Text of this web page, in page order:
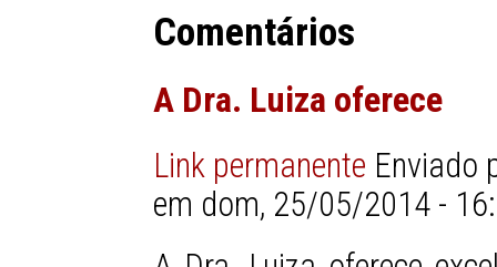
Comentários
A Dra. Luiza oferece
Link permanente Enviado
em dom, 25/05/2014 -